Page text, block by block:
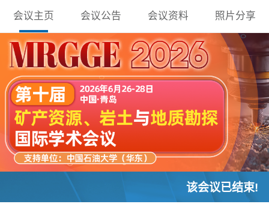
会议主页 会议公告 会议资料 照片分享
该会议已结束!